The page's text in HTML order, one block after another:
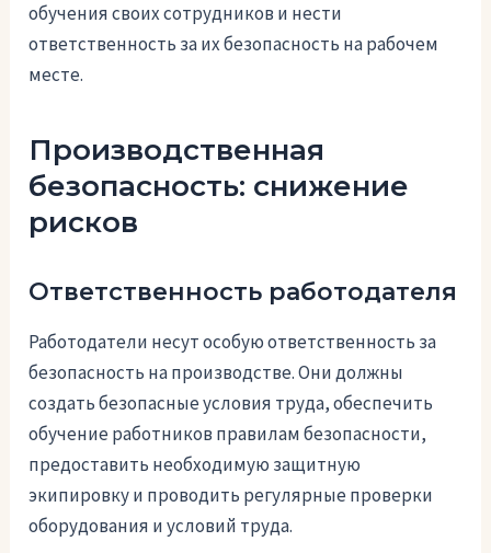
обучения своих сотрудников и нести
ответственность за их безопасность на рабочем
месте.
Производственная
безопасность: снижение
рисков
Ответственность работодателя
Работодатели несут особую ответственность за
безопасность на производстве. Они должны
создать безопасные условия труда, обеспечить
обучение работников правилам безопасности,
предоставить необходимую защитную
экипировку и проводить регулярные проверки
оборудования и условий труда.